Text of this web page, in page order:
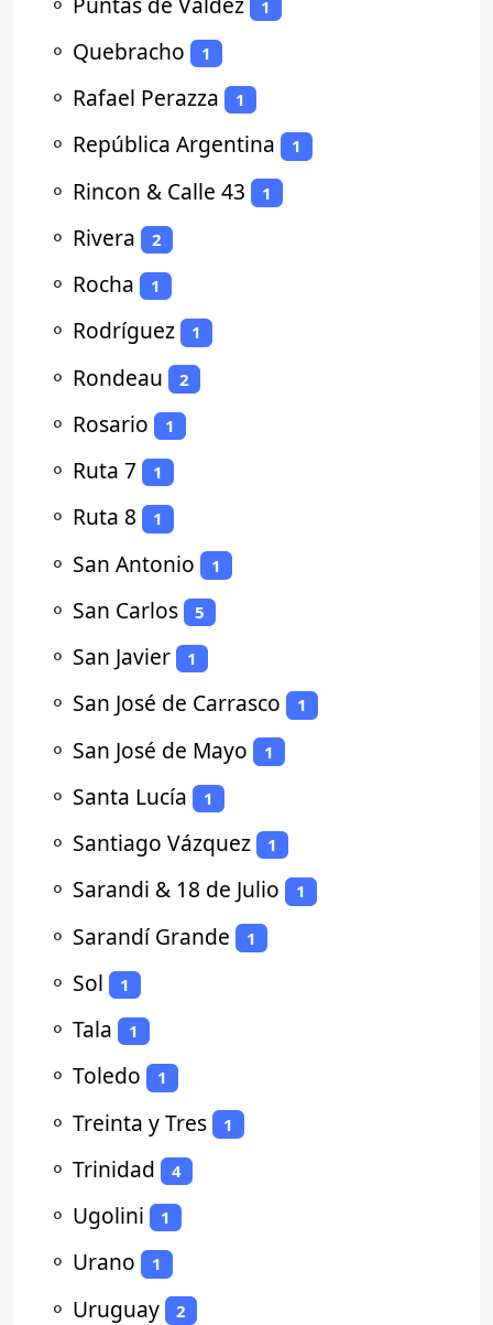
1
⚬ Quebracho 1
⚬ Rafael Perazza 1
⚬ República Argentina 1
⚬ Rincon & Calle 43 1
⚬ Rivera 2
⚬ Rocha 1
⚬ Rodríguez 1
⚬ Rondeau 2
⚬ Rosario 1
⚬ Ruta 7 1
⚬ Ruta 8 1
⚬ San Antonio 1
⚬ San Carlos 5
⚬ San Javier 1
⚬ San José de Carrasco 1
⚬ San José de Mayo 1
⚬ Santa Lucía 1
⚬ Santiago Vázquez 1
⚬ Sarandi & 18 de Julio 1
⚬ Sarandí Grande 1
⚬ Sol 1
⚬ Tala 1
⚬ Toledo 1
⚬ Treinta y Tres 1
⚬ Trinidad 4
⚬ Ugolini 1
⚬ Urano 1
⚬ Uruguay 2